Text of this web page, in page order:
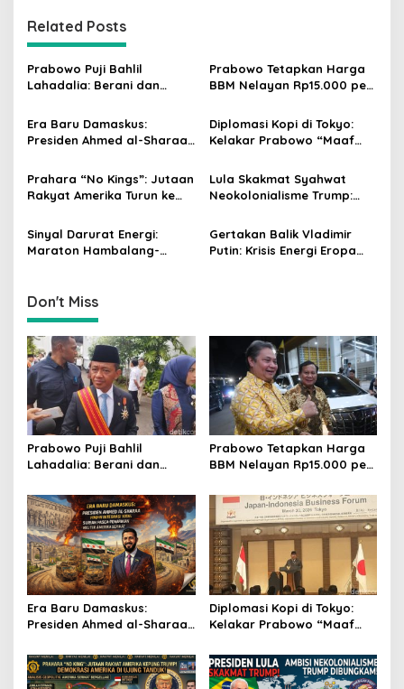
a
v
i
g
a
t
i
o
Related Posts
Prabowo Puji Bahlil
Lahadalia: Berani dan
88–89
Prabowo Tetapkan Harga
BBM Nelayan Rp15.000 per
30-200 GT
Era Baru Damaskus:
Presiden Ahmed al-Sharaa
Suriah Pasca-Penarikan
Militer Amerika Serikat
Diplomasi Kopi di Tokyo:
Kelakar Prabowo “Maaf
Lebih Enak!” Guncang
Forum Bisnis Jepang
Prahara “No Kings”: Jutaan
Rakyat Amerika Turun ke
dalam Kepungan Protes
Global!
Lula Skakmat Syahwat
Neokolonialisme Trump:
South Terhadap Penjajahan
Gaya Baru
Sinyal Darurat Energi:
Maraton Hambalang-
Guncangan Global
Gertakan Balik Vladimir
Putin: Krisis Energi Eropa
Don't Miss
Prabowo Puji Bahlil
Lahadalia: Berani dan
88–89
Prabowo Tetapkan Harga
BBM Nelayan Rp15.000 per
30-200 GT
Era Baru Damaskus:
Presiden Ahmed al-Sharaa
Suriah Pasca-Penarikan
Militer Amerika Serikat
Diplomasi Kopi di Tokyo:
Kelakar Prabowo “Maaf
Lebih Enak!” Guncang
Forum Bisnis Jepang